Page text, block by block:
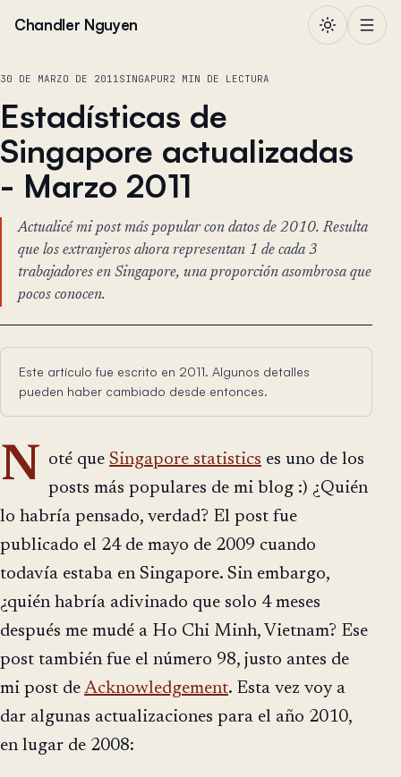
Chandler Nguyen
30 DE MARZO DE 2011SINGAPUR2 MIN DE LECTURA
Estadísticas de
Singapore actualizadas
- Marzo 2011
Actualicé mi post más popular con datos de 2010. Resulta
que los extranjeros ahora representan 1 de cada 3
trabajadores en Singapore, una proporción asombrosa que
pocos conocen.
Este artículo fue escrito en 2011. Algunos detalles
pueden haber cambiado desde entonces.
N oté que Singapore statistics es uno de los
posts más populares de mi blog :) ¿Quién
lo habría pensado, verdad? El post fue
publicado el 24 de mayo de 2009 cuando
todavía estaba en Singapore. Sin embargo,
¿quién habría adivinado que solo 4 meses
después me mudé a Ho Chi Minh, Vietnam? Ese
post también fue el número 98, justo antes de
mi post de Acknowledgement. Esta vez voy a
dar algunas actualizaciones para el año 2010,
en lugar de 2008: